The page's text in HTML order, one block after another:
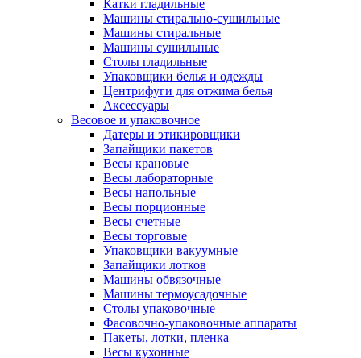
Катки гладильные
Машины стирально-сушильные
Машины стиральные
Машины сушильные
Столы гладильные
Упаковщики белья и одежды
Центрифуги для отжима белья
Аксессуары
Весовое и упаковочное
Датеры и этикировщики
Запайщики пакетов
Весы крановые
Весы лабораторные
Весы напольные
Весы порционные
Весы счетные
Весы торговые
Упаковщики вакуумные
Запайщики лотков
Машины обвязочные
Машины термоусадочные
Столы упаковочные
Фасовочно-упаковочные аппараты
Пакеты, лотки, пленка
Весы кухонные